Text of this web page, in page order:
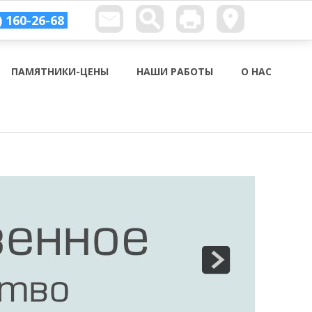
160-26-68
ПАМЯТНИКИ-ЦЕНЫ НАШИ РАБОТЫ О НАС